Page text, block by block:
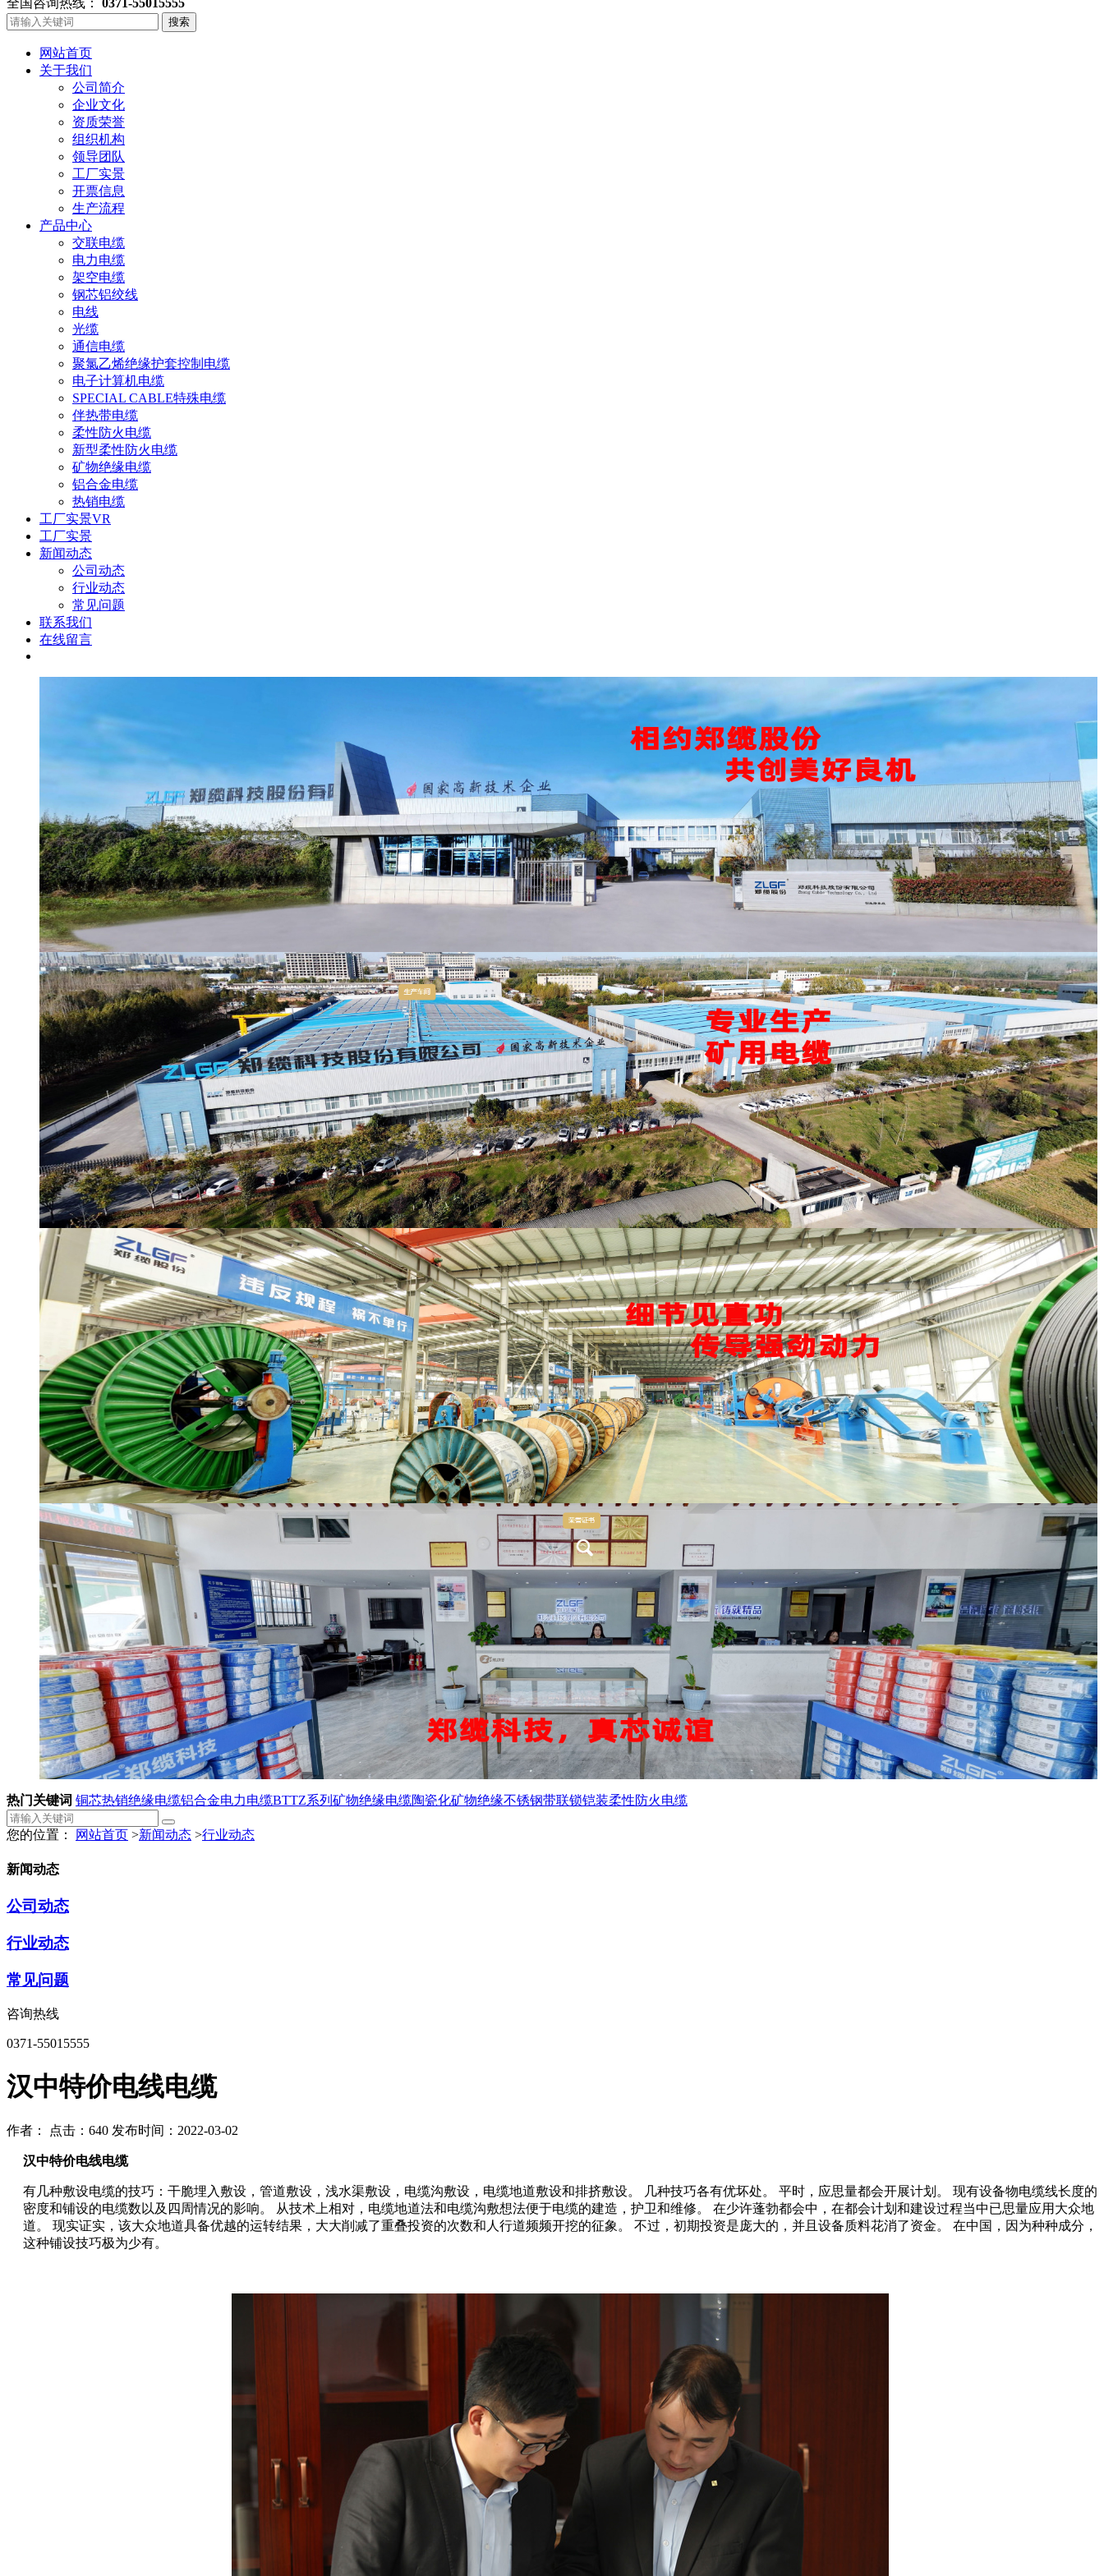
全国咨询热线： 0371-55015555
搜索
网站首页
关于我们
公司简介
企业文化
资质荣誉
组织机构
领导团队
工厂实景
开票信息
生产流程
产品中心
交联电缆
电力电缆
架空电缆
钢芯铝绞线
电线
光缆
通信电缆
聚氯乙烯绝缘护套控制电缆
电子计算机电缆
SPECIAL CABLE特殊电缆
伴热带电缆
柔性防火电缆
新型柔性防火电缆
矿物绝缘电缆
铝合金电缆
热销电缆
工厂实景VR
工厂实景
新闻动态
公司动态
行业动态
常见问题
联系我们
在线留言
热门关键词 铜芯热销绝缘电缆铝合金电力电缆BTTZ系列矿物绝缘电缆陶瓷化矿物绝缘不锈钢带联锁铠装柔性防火电缆
您的位置： 网站首页 >新闻动态 >行业动态
新闻动态
公司动态
行业动态
常见问题
咨询热线
0371-55015555
汉中特价电线电缆
作者： 点击：640 发布时间：2022-03-02
汉中特价电线电缆
有几种敷设电缆的技巧：干脆埋入敷设，管道敷设，浅水渠敷设，电缆沟敷设，电缆地道敷设和排挤敷设。 几种技巧各有优坏处。 平时，应思量都会开展计划。 现有设备物电缆线长度的
密度和铺设的电缆数以及四周情况的影响。 从技术上相对，电缆地道法和电缆沟敷想法便于电缆的建造，护卫和维修。 在少许蓬勃都会中，在都会计划和建设过程当中已思量应用大众地
道。 现实证实，该大众地道具备优越的运转结果，大大削减了重叠投资的次数和人行道频频开挖的征象。 不过，初期投资是庞大的，并且设备质料花消了资金。 在中国，因为种种成分，
这种铺设技巧极为少有。